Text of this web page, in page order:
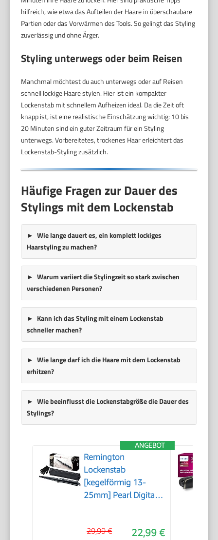
hilfreich, wie etwa das Aufteilen der Haare in überschaubare
Partien oder das Vorwärmen des Tools. So gelingt das Styling
zuverlässig und ohne Ärger.
Styling unterwegs oder beim Reisen
Manchmal möchtest du auch unterwegs oder auf Reisen
schnell lockige Haare stylen. Hier ist ein kompakter
Lockenstab mit schnellem Aufheizen ideal. Da die Zeit oft
knapp ist, ist eine realistische Einschätzung wichtig: 10 bis
20 Minuten sind ein guter Zeitraum für ein Styling
unterwegs. Vorbereitetes, trockenes Haar erleichtert das
Lockenstab-Styling zusätzlich.
Häufige Fragen zur Dauer des
Stylings mit dem Lockenstab
Wie lange dauert es, ein komplett lockiges
Haarstyling zu machen?
Warum variiert die Stylingzeit so stark zwischen
verschiedenen Personen?
Kann ich das Styling mit einem Lockenstab
schneller machen?
Wie lange darf ich die Haare mit dem Lockenstab
erhitzen?
Wie beeinflusst die Lockenstabgröße die Dauer des
Stylings?
ANGEBOT
Remington
Lockenstab
[kegelförmig 13-
25mm] Pearl Digital
mit echten Perlen)
22,99 €
29,99 €